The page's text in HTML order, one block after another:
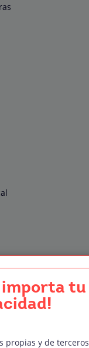
de Vídeo
importa tu
propias y de